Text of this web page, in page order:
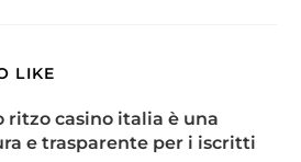
LIKE
ritzo casino italia è una
e trasparente per i iscritti